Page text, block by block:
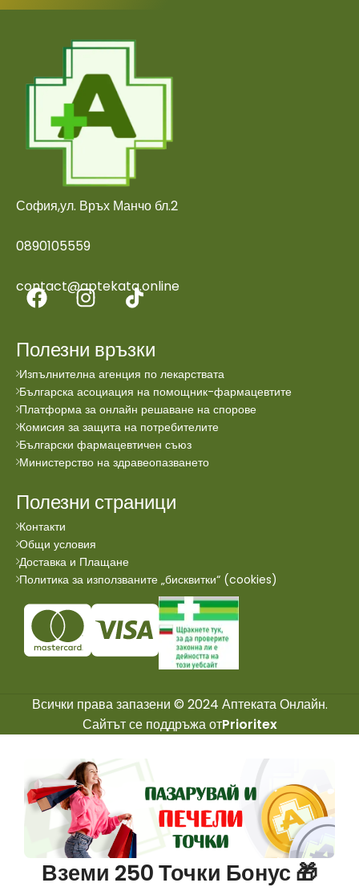
София,ул. Връх Манчо бл.2
0890105559
contact@aptekata.online
Полезни връзки
Изпълнителна агенция по лекарствата
Българска асоциация на помощник-фармацевтите
Платформа за онлайн решаване на спорове
Комисия за защита на потребителите
Български фармацевтичен съюз
Министерство на здравеопазването
Полезни страници
Контакти
Общи условия
Доставка и Плащане
Политика за използваните „бисквитки“ (cookies)
Всички права запазени © 2024 Аптеката Онлайн.
Сайтът се поддръжа отPrioritex
Вземи 250 Точки Бонус 🎁